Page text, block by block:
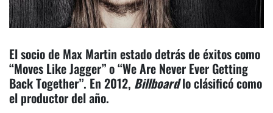
El socio de Max Martin estado detrás de éxitos como
“Moves Like Jagger” o “We Are Never Ever Getting
Back Together”. En 2012, Billboardlo clásificó como
el productor del año.